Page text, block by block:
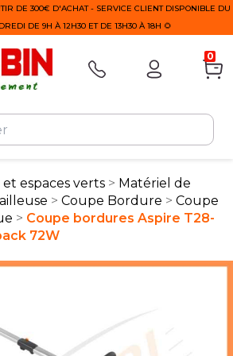
DE 300€ D'ACHAT - SERVICE CLIENT DISPONIBLE DU
DE 9H À 12H30 ET DE 13H30 À 18H 🌻
0
espaces verts
Matériel de
Coupe Bordure
Coupe
Coupe bordures Aspire T28-
72W